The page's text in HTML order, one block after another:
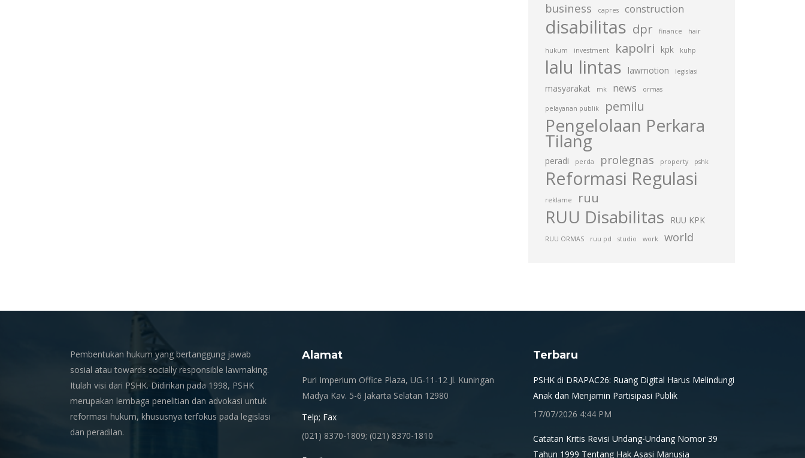
business capres construction
disabilitas dpr finance hair
hukum investment kapolri kpk kuhp
lalu lintas lawmotion legislasi
masyarakat mk news ormas
pelayanan publik pemilu
Pengelolaan Perkara
Tilang
peradi perda prolegnas property pshk
Reformasi Regulasi
reklame ruu
RUU Disabilitas RUU KPK
RUU ORMAS ruu pd studio work world
Pembentukan hukum yang bertanggung jawab
sosial atau towards socially responsible lawmaking.
Itulah visi dari PSHK. Didirikan pada 1998, PSHK
merupakan lembaga penelitian dan advokasi untuk
reformasi hukum, khususnya terfokus pada legislasi
dan peradilan.
Alamat
Puri Imperium Office Plaza, UG-11-12 Jl. Kuningan
Madya Kav. 5-6 Jakarta Selatan 12980
Telp; Fax
(021) 8370-1809; (021) 8370-1810
Terbaru
PSHK di DRAPAC26: Ruang Digital Harus Melindungi
Anak dan Menjamin Partisipasi Publik
17/07/2026 4:44 PM
Catatan Kritis Revisi Undang-Undang Nomor 39
Tahun 1999 Tentang Hak Asasi Manusia